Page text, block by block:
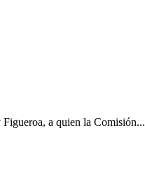
a quien la Comisión...